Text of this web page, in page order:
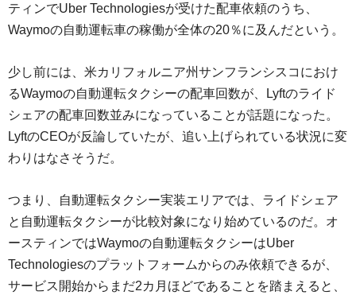
ティンでUber Technologiesが受けた配車依頼のうち、
Waymoの自動運転車の稼働が全体の20％に及んだという。
少し前には、米カリフォルニア州サンフランシスコにおけ
るWaymoの自動運転タクシーの配車回数が、Lyftのライド
シェアの配車回数並みになっていることが話題になった。
LyftのCEOが反論していたが、追い上げられている状況に変
わりはなさそうだ。
つまり、自動運転タクシー実装エリアでは、ライドシェア
と自動運転タクシーが比較対象になり始めているのだ。オ
ースティンではWaymoの自動運転タクシーはUber
Technologiesのプラットフォームからのみ依頼できるが、
サービス開始からまだ2カ月ほどであることを踏まえると、